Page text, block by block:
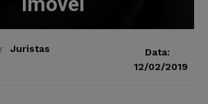
Juristas
Data:
12/02/2019